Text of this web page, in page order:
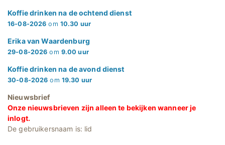
Koffie drinken na de ochtend dienst
16-08-2026 om 10.30 uur
Erika van Waardenburg
29-08-2026 om 9.00 uur
Koffie drinken na de avond dienst
30-08-2026 om 19.30 uur
Nieuwsbrief
Onze nieuwsbrieven zijn alleen te bekijken wanneer je
inlogt.
De gebruikersnaam is: lid